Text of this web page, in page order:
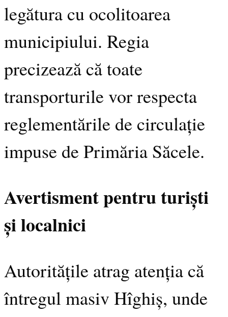
legătura cu ocolitoarea
municipiului. Regia
precizează că toate
transporturile vor respecta
reglementările de circulație
impuse de Primăria Săcele.
Avertisment pentru turiști
și localnici
Autoritățile atrag atenția că
întregul masiv Hîghiș, unde